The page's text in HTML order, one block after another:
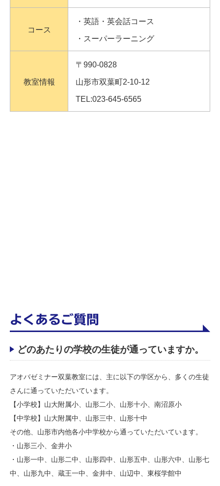
コース
・英語・英会話コース
・スーパーラーニング
教室情報
〒990-0828
山形市双葉町2-10-12
TEL:023-645-6565
よくあるご質問
どのあたりの学校の生徒が通っていますか。
アオバゼミナー双葉教室には、主に以下の学区から、多くの生徒
さんに通っていただいています。
【小学校】山大附属小、山形二小、山形十小、南沼原小
【中学校】山大附属中、山形三中、山形十中
その他、山形市内他各小中学校から通っていただいています。
・山形三小、金井小
・山形一中、山形二中、山形四中、山形五中、山形六中、山形七
中、山形九中、蔵王一中、金井中、山辺中、東桜学館中